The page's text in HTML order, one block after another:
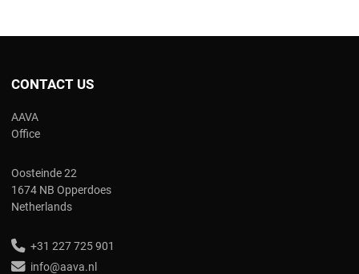
CONTACT US
AAVA
Office
Oosteinde 22
1674 NB Opperdoes
Netherlands
+31 227 725 901
info@aava.nl